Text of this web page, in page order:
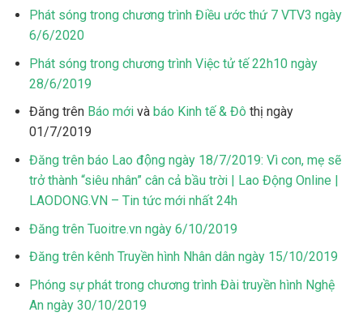
Phát sóng trong chương trình Điều ước thứ 7 VTV3 ngày
6/6/2020
Phát sóng trong chương trình Việc tử tế 22h10 ngày
28/6/2019
Đăng trên Báo mớivà báo Kinh tế & Đô thị ngày
01/7/2019
Đăng trên báo Lao động ngày 18/7/2019: Vì con, mẹ sẽ
trở thành “siêu nhân” cân cả bầu trời | Lao Động Online |
LAODONG.VN – Tin tức mới nhất 24h
Đăng trên Tuoitre.vn ngày 6/10/2019
Đăng trên kênh Truyền hình Nhân dân ngày 15/10/2019
Phóng sự phát trong chương trình Đài truyền hình Nghệ
An ngày 30/10/2019